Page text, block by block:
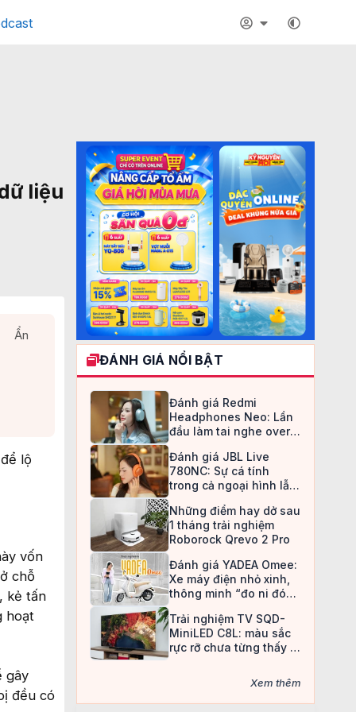
liệu
Ẩn
lộ
vốn
chỗ
kẻ tấn
hoạt
gây
đều có
ĐÁNH GIÁ NỔI BẬT
Đánh giá Redmi
Headphones Neo: Lần
đầu làm tai nghe over-
an toàn
Đánh giá JBL Live
780NC: Sự cá tính
trong cả ngoại hình lẫn
Những điểm hay dở sau
1 tháng trải nghiệm
Roborock Qrevo 2 Pro
Đánh giá YADEA Omee:
Xe máy điện nhỏ xinh,
thông minh “đo ni đóng
Trải nghiệm TV SQD-
MiniLED C8L: màu sắc
rực rỡ chưa từng thấy ở
Xem thêm